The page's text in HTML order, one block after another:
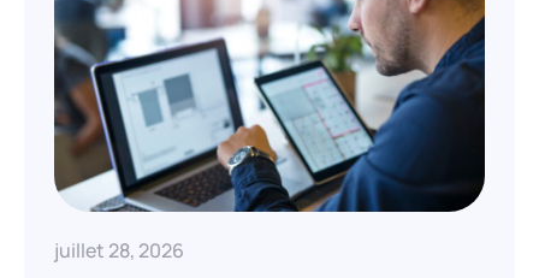
juillet 28, 2026